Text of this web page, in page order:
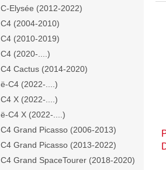
C-Elysée (2012-2022)
C4 (2004-2010)
C4 (2010-2019)
C4 (2020-....)
C4 Cactus (2014-2020)
ë-C4 (2022-....)
C4 X (2022-....)
ë-C4 X (2022-....)
C4 Grand Picasso (2006-2013)
C4 Grand Picasso (2013-2022)
C4 Grand SpaceTourer (2018-2020)